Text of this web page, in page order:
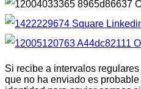
Si recibe a intervalos
que no ha enviado es